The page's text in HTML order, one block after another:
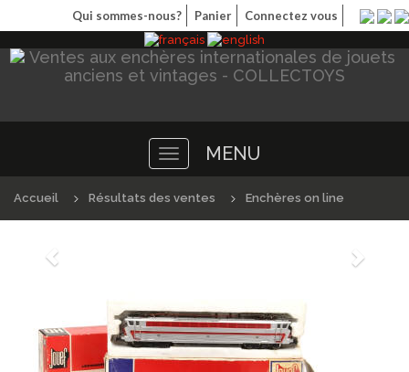
Qui sommes-nous? Panier Connectez vous
Toggle
navigation
MENU
Accueil Résultats des ventes Enchères on line
Précédént